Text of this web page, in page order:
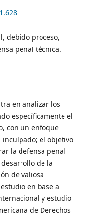
debido proceso,
penal técnica.
en analizar los
específicamente el
con un enfoque
inculpado; el objetivo
la defensa penal
de la
de valiosa
en base a
y estudio
de Derechos